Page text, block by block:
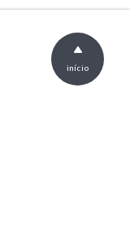
início